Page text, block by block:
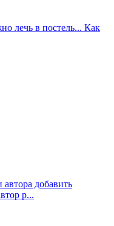
лечь в постель... Как
добавить
р...